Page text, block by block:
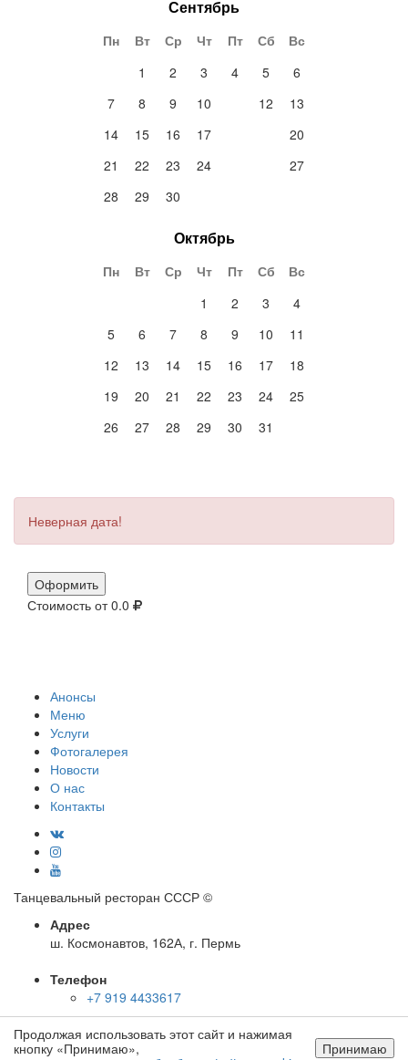
Сентябрь
Пн Вт Ср Чт Пт Сб
Вс
1
2 3 4 5
6
7
8 9 10 12
13
14
15 16 17
20
21
22 23 24
27
28
29 30
Октябрь
Пн Вт Ср Чт Пт Сб
Вс
1
2 3
4
5
6 7 8 9 10
11
12
13 14 15 16 17
18
19
20 21 22 23 24
25
26
27 28 29 30 31
Неверная дата!
Оформить
Стоимость от0.0
Анонсы
Меню
Услуги
Фотогалерея
Новости
О нас
Контакты
Танцевальный ресторан СССР ©
Адрес
ш. Космонавтов, 162А, г. Пермь
Телефон
+7 919 4433617
E-mail
info@cccp-perm.ru
Продолжая использовать этот сайт и нажимая
кнопку «Принимаю»,
Принимаю